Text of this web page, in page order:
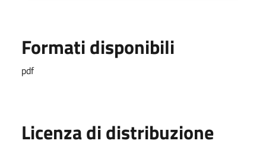
Formati disponibili
pdf
Licenza di distribuzione